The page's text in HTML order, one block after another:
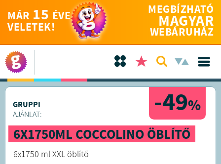
MÁR 15 ÉVE
VELETEK!
MEGBÍZHATÓ
MAGYAR
WEBÁRUHÁZ
-49%
GRUPPI
AJÁNLAT:
6X1750ML COCCOLINO ÖBLÍTŐ
6x1750 ml XXL öblítő